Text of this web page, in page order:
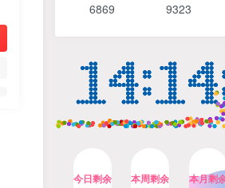
4个月前
3个月前
清华帅爸数学
小学+初中课
TOP5
动画课程715
6869 9323
今日剩余 本周剩余 本月剩